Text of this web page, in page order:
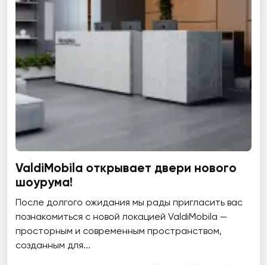
ValdiMobila открывает двери нового
шоурума!
После долгого ожидания мы рады пригласить вас
познакомиться с новой локацией ValdiMobila —
просторным и современным пространством,
созданным для...